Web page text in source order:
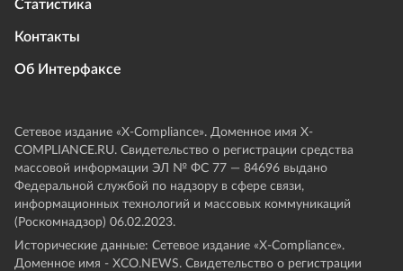
Статистика
Контакты
Об Интерфаксе
Сетевое издание «Х-Compliance». Доменное имя X-
COMPLIANCE.RU. Свидетельство о регистрации средства
массовой информации ЭЛ № ФС 77 — 84696 выдано
Федеральной службой по надзору в сфере связи,
информационных технологий и массовых коммуникаций
(Роскомнадзор) 06.02.2023.
Исторические данные: Сетевое издание «Х-Compliance».
Доменное имя - XCO.NEWS. Свидетельство о регистрации